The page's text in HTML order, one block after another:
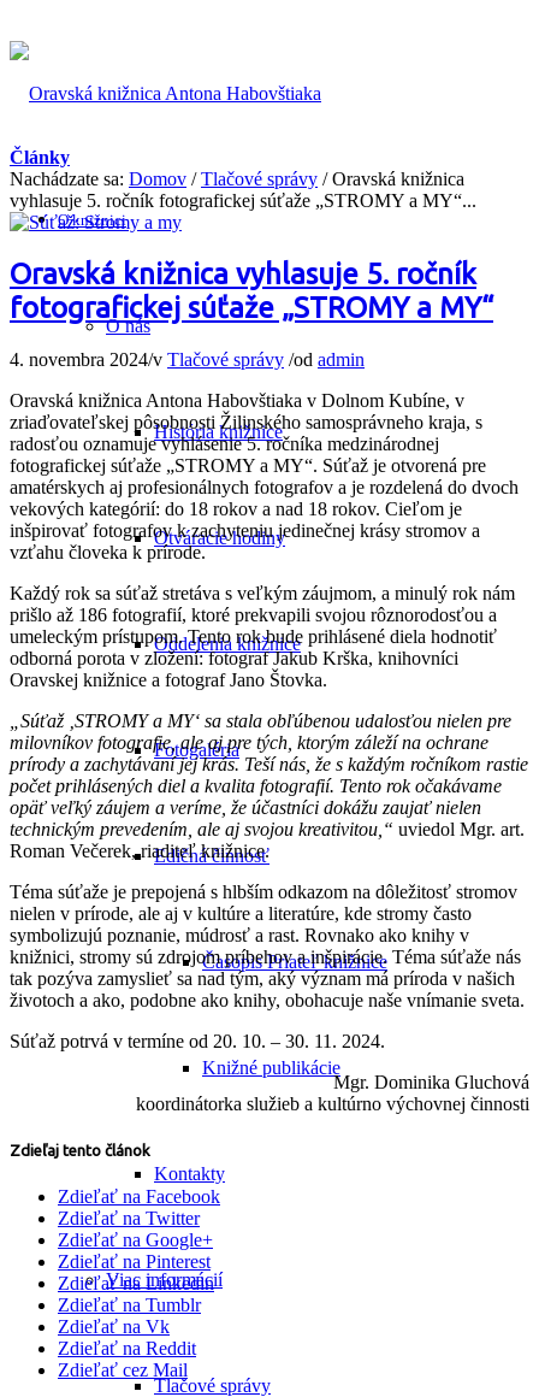
O knižnici
O nás
História knižnice
Otváracie hodiny
Oddelenia knižnice
Fotogaléria
Edičná činnosť
Časopis Priateľ knižnice
Knižné publikácie
Kontakty
Viac informácií
Tlačové správy
Články
Nachádzate sa: Domov / Tlačové správy / Oravská knižnica
vyhlasuje 5. ročník fotografickej súťaže „STROMY a MY“...
Oravská knižnica vyhlasuje 5. ročník
fotografickej súťaže „STROMY a MY“
4. novembra 2024/v Tlačové správy /od admin
Oravská knižnica Antona Habovštiaka v Dolnom Kubíne, v
zriaďovateľskej pôsobnosti Žilinského samosprávneho kraja, s
radosťou oznamuje vyhlásenie 5. ročníka medzinárodnej
fotografickej súťaže „STROMY a MY“. Súťaž je otvorená pre
amatérskych aj profesionálnych fotografov a je rozdelená do dvoch
vekových kategórií: do 18 rokov a nad 18 rokov. Cieľom je
inšpirovať fotografov k zachyteniu jedinečnej krásy stromov a
vzťahu človeka k prírode.
Každý rok sa súťaž stretáva s veľkým záujmom, a minulý rok nám
prišlo až 186 fotografií, ktoré prekvapili svojou rôznorodosťou a
umeleckým prístupom. Tento rok bude prihlásené diela hodnotiť
odborná porota v zložení: fotograf Jakub Krška, knihovníci
Oravskej knižnice a fotograf Jano Štovka.
„Súťaž ‚STROMY a MY‘ sa stala obľúbenou udalosťou nielen pre
milovníkov fotografie, ale aj pre tých, ktorým záleží na ochrane
prírody a zachytávaní jej krás. Teší nás, že s každým ročníkom rastie
počet prihlásených diel a kvalita fotografií. Tento rok očakávame
opäť veľký záujem a veríme, že účastníci dokážu zaujať nielen
technickým prevedením, ale aj svojou kreativitou,“ uviedol Mgr. art.
Roman Večerek, riaditeľ knižnice.
Téma súťaže je prepojená s hlbším odkazom na dôležitosť stromov
nielen v prírode, ale aj v kultúre a literatúre, kde stromy často
symbolizujú poznanie, múdrosť a rast. Rovnako ako knihy v
knižnici, stromy sú zdrojom príbehov a inšpirácie. Téma súťaže nás
tak pozýva zamyslieť sa nad tým, aký význam má príroda v našich
životoch a ako, podobne ako knihy, obohacuje naše vnímanie sveta.
Súťaž potrvá v termíne od 20. 10. – 30. 11. 2024.
Mgr. Dominika Gluchová
koordinátorka služieb a kultúrno výchovnej činnosti
Zdieľaj tento článok
Zdieľať na Facebook
Zdieľať na Twitter
Zdieľať na Google+
Zdieľať na Pinterest
Zdieľať na Linkedin
Zdieľať na Tumblr
Zdieľať na Vk
Zdieľať na Reddit
Zdieľať cez Mail